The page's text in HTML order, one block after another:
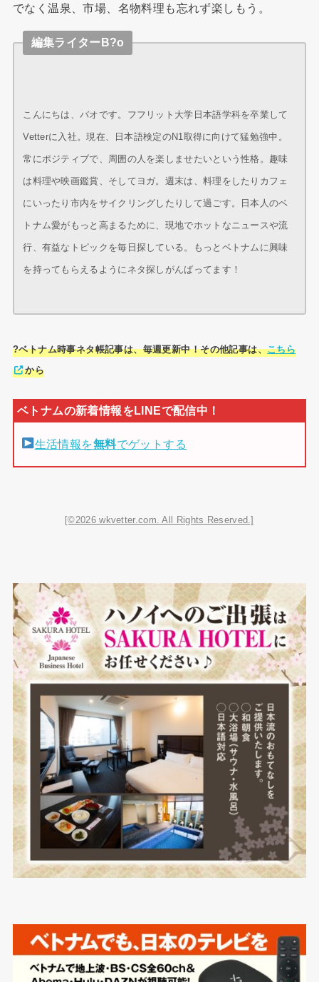
でなく温泉、市場、名物料理も忘れず楽しもう。
編集ライターB?o
こんにちは、バオです。フフリット大学日本語学科を卒業して
Vetterに入社。現在、日本語検定のN1取得に向けて猛勉強中。
常にポジティブで、周囲の人を楽しませたいという性格。趣味
は料理や映画鑑賞、そしてヨガ。週末は、料理をしたりカフェ
にいったり市内をサイクリングしたりして過ごす。日本人のベ
トナム愛がもっと高まるために、現地でホットなニュースや流
行、有益なトピックを毎日探している。もっとベトナムに興味
を持ってもらえるようにネタ探しがんばってます！
?ベトナム時事ネタ帳記事は、毎週更新中！その他記事は、こちら
から
生活情報を無料でゲットする
[©2026 wkvetter.com. All Rights Reserved.]